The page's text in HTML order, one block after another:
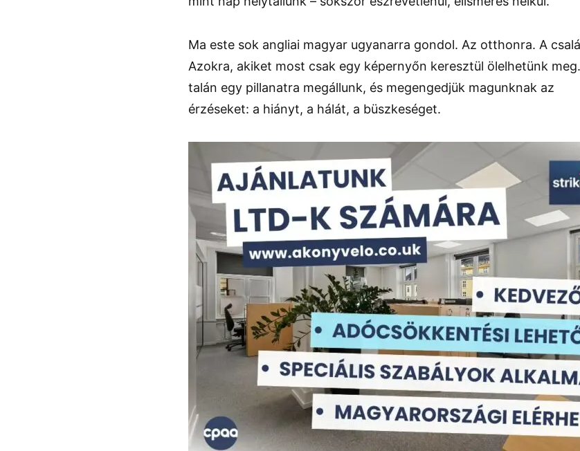
Ma este sok angliai magyar ugyanarra gondol. Az otthonra. A
Azokra, akiket most csak egy képernyőn keresztül ölelhetünk
talán egy pillanatra megállunk, és megengedjük magunknak az
érzéseket: a hiányt, a hálát, a büszkeséget.